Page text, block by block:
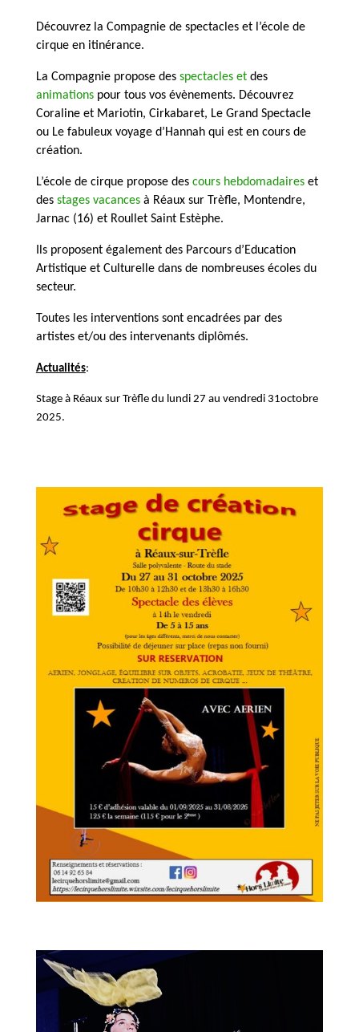
Découvrez la Compagnie de spectacles et l’école de
cirque en itinérance.
La Compagnie propose des spectacleset des
animations pour tous vos évènements. Découvrez
Coraline et Mariotin, Cirkabaret, Le Grand Spectacle
ou Le fabuleux voyage d’Hannah qui est en cours de
création.
L’école de cirque propose des cours hebdomadaireset
des stages vacancesà Réaux sur Trèfle, Montendre,
Jarnac (16) et Roullet Saint Estèphe.
​Ils proposent également des Parcours d’Education
Artistique et Culturelle dans de nombreuses écoles du
secteur.
Toutes les interventions sont encadrées par des
artistes et/ou des intervenants diplômés.
Actualités:
Stage à Réaux sur Trèfle du lundi 27 au vendredi 31octobre
2025.